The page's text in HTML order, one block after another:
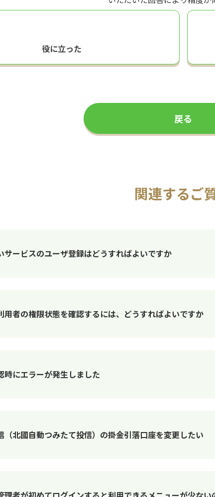
役に立った
戻る
関連するご
サービスのユーザ登録はどうすればよいですか
用者の権限状態を確認するには、どうすればよいですか
時にエラーが発生しました
（北國自動つみたて投信）の掛金引落口座を変更したい